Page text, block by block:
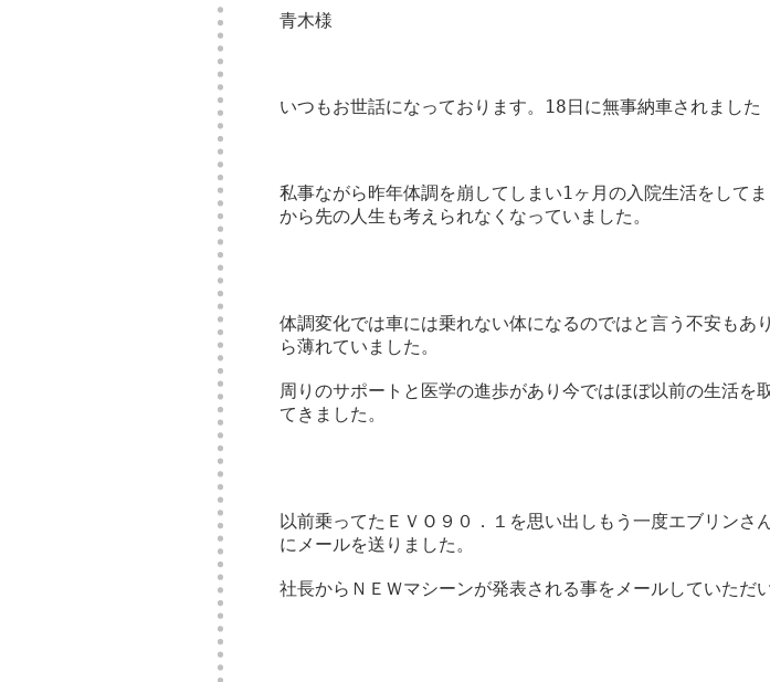
青木様
いつもお世話になっております。18日に無事納車されました
私事ながら昨年体調を崩してしまい1ヶ月の入院生活をして
から先の人生も考えられなくなっていました。
体調変化では車には乗れない体になるのではと言う不安も
ら薄れていました。
周りのサポートと医学の進歩があり今ではほぼ以前の生活
てきました。
以前乗ってたＥＶＯ９０．１を思い出しもう一度エブリン
にメールを送りました。
社長からＮＥＷマシーンが発表される事をメールしていただ